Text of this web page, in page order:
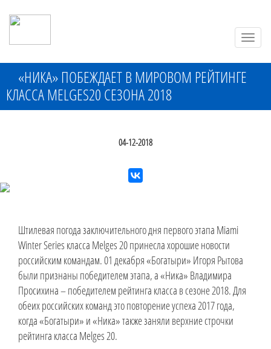
Toggle
«НИКА» ПОБЕЖДАЕТ В МИРОВОМ РЕЙТИНГЕ
КЛАССА MELGES20 СЕЗОНА 2018
04-12-2018
Штилевая погода заключительного дня первого этапа Miami
Winter Series класса Melges 20 принесла хорошие новости
российским командам. 01 декабря «Богатыри» Игоря Рытова
были признаны победителем этапа, а «Ника» Владимира
Просихина – победителем рейтинга класса в сезоне 2018. Для
обеих российских команд это повторение успеха 2017 года,
когда «Богатыри» и «Ника» также заняли верхние строчки
рейтинга класса Melges 20.